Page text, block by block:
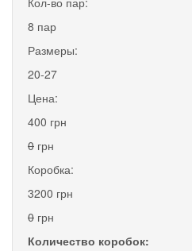
8 пар
Размеры:
20-27
Цена:
400 грн
0 грн
Коробка:
3200 грн
0 грн
Количество коробок: